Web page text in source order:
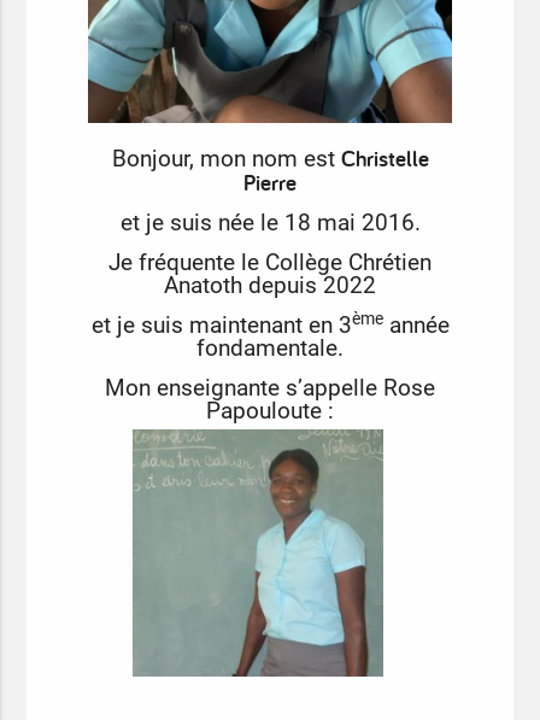
Bonjour, mon nom est Christelle
Pierre
et je suis née le 18 mai 2016.
Je fréquente le Collège Chrétien
Anatoth depuis 2022
et je suis maintenant en 3èmeannée
fondamentale.
Mon enseignante s’appelle Rose
Papouloute :